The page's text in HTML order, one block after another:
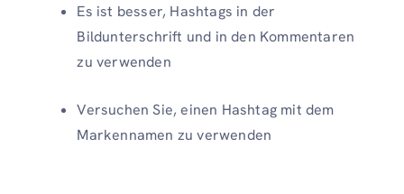
Es ist besser, Hashtags in der
Bildunterschrift und in den Kommentaren
zu verwenden
Versuchen Sie, einen Hashtag mit dem
Markennamen zu verwenden